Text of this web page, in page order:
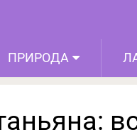
ПРИРОДА